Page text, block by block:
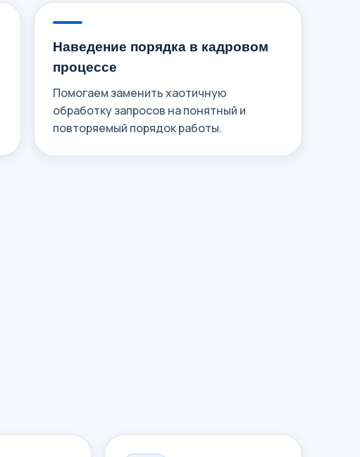
Наведение порядка в кадровом
процессе
Помогаем заменить хаотичную
обработку запросов на понятный и
повторяемый порядок работы.